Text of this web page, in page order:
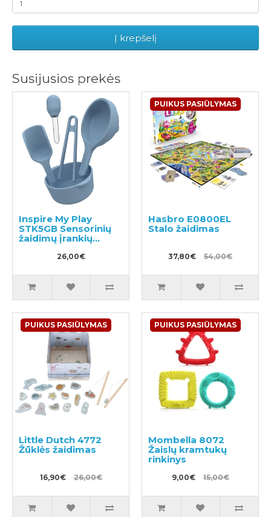
Į krepšelį
Susijusios prekės
Inspire My Play
STK5GB Sensorinių
žaidimų įrankių
rinkinys
26,00€
PUIKUS PASIŪLYMAS
Hasbro E0800EL
Stalo žaidimas
37,80€ 54,00€
PUIKUS PASIŪLYMAS
Little Dutch 4772
Žūklės žaidimas
16,90€ 26,00€
PUIKUS PASIŪLYMAS
Mombella 8072
Žaislų kramtukų
rinkinys
9,00€ 15,00€